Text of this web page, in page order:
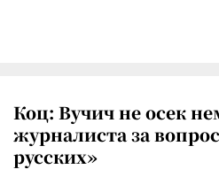
Коц: Вучич не осек
журналиста за
русских»